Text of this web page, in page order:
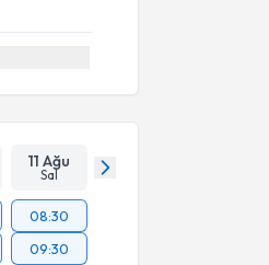
11 Ağu
Sal
08:30
09:30